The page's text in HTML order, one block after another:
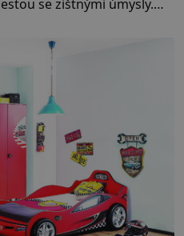
se zištnými úmysly.
v této oblasti žádným